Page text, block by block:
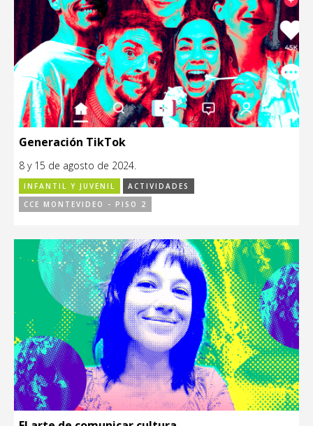
Generación TikTok
8 y 15 de agosto de 2024.
INFANTIL Y JUVENIL
ACTIVIDADES
CCE MONTEVIDEO - PISO 2